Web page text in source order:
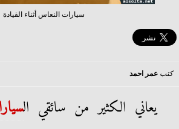
سيارات النعاس أثناء القيادة
كتب عمر احمد
يعاني الكثير من سائقي ال